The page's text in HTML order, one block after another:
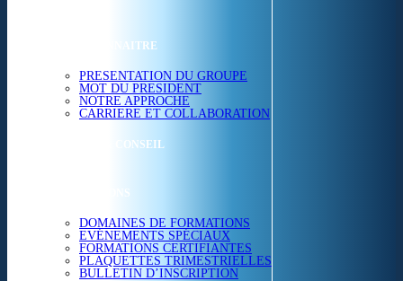
NOUS CONNAITRE
PRESENTATION DU GROUPE
MOT DU PRESIDENT
NOTRE APPROCHE
CARRIERE ET COLLABORATION
ETUDES & CONSEIL
FORMATIONS
DOMAINES DE FORMATIONS
EVÉNEMENTS SPÉCIAUX
FORMATIONS CERTIFIANTES
PLAQUETTES TRIMESTRIELLES
BULLETIN D’INSCRIPTION